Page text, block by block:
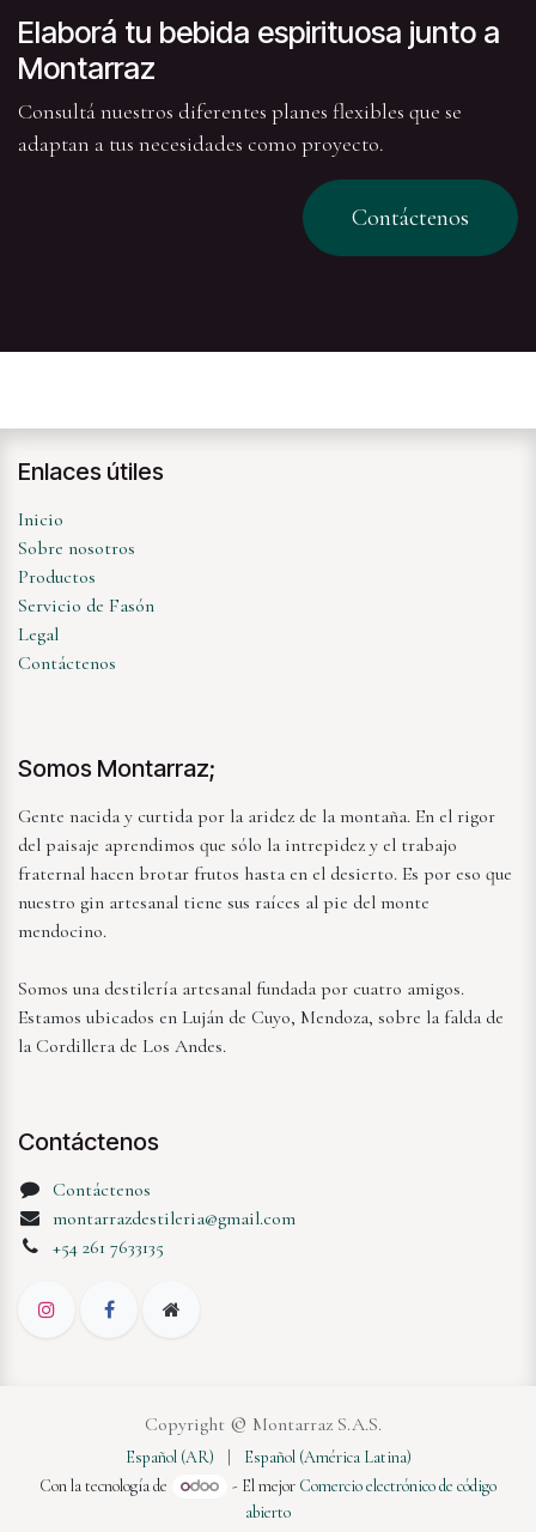
Elaborá tu bebida espirituosa junto a
Montarraz
Consultá nuestros diferentes planes flexibles que se
adaptan a tus necesidades como proyecto.
Contáctenos
Enlaces útiles
Inicio
Sobre nosotros
Productos
Servicio de Fasón
Legal
Contáctenos
Somos Montarraz;
Gente nacida y curtida por la aridez de la montaña. En el rigor
del paisaje aprendimos que sólo la intrepidez y el trabajo
fraternal hacen brotar frutos hasta en el desierto. Es por eso que
nuestro gin artesanal tiene sus raíces al pie del monte
mendocino.
Somos una destilería artesanal fundada por cuatro amigos.
Estamos ubicados en Luján de Cuyo, Mendoza, sobre la falda de
la Cordillera de Los Andes.
Contáctenos
Contáctenos
montarrazdestileria@gmail.com
+54 261 7633135
Copyright © Montarraz S.A.S.
Español (AR)
Español (América Latina)
Con la tecnología de
- El mejor Comercio electrónico de código
abierto